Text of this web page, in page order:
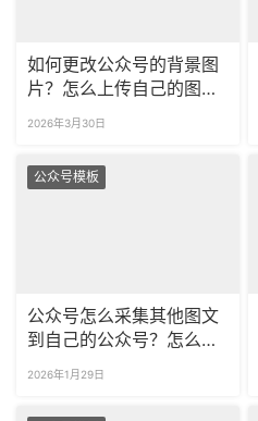
如何更改公众号的背景图
片？怎么上传自己的图片
2026年3月30日
公众号模板
公众号怎么采集其他图文
到自己的公众号？怎么一
2026年1月29日